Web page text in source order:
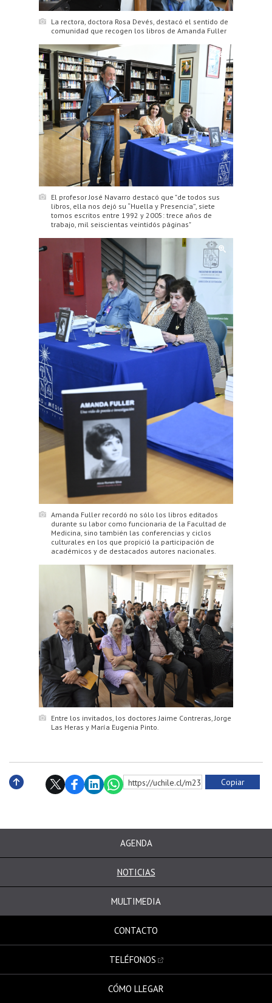
La rectora, doctora Rosa Devés, destacó el sentido de
comunidad que recogen los libros de Amanda Fuller
El profesor José Navarro destacó que "de todos sus
libros, ella nos dejó su “Huella y Presencia”, siete
tomos escritos entre 1992 y 2005: trece años de
trabajo, mil seiscientas veintidós páginas"
Amanda Fuller recordó no sólo los libros editados
durante su labor como funcionaria de la Facultad de
Medicina, sino también las conferencias y ciclos
culturales en los que propició la participación de
académicos y de destacados autores nacionales.
Entre los invitados, los doctores Jaime Contreras, Jorge
Las Heras y María Eugenia Pinto.
https://uchile.cl/m234136 Copiar
AGENDA
NOTICIAS
MULTIMEDIA
CONTACTO
TELÉFONOS
CÓMO LLEGAR